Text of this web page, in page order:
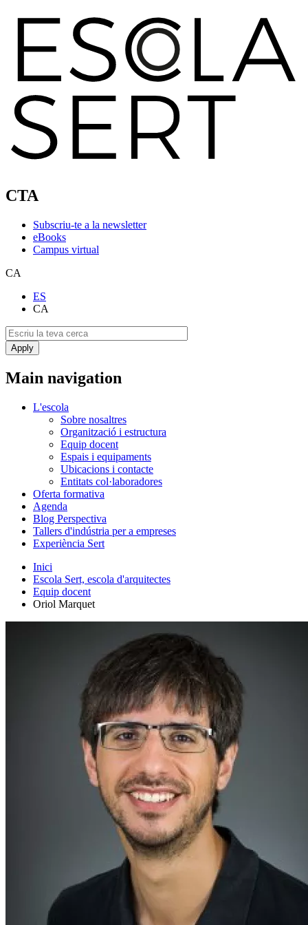
CTA
Subscriu-te a la newsletter
eBooks
Campus virtual
CA
ES
CA
Main navigation
L'escola
Sobre nosaltres
Organització i estructura
Equip docent
Espais i equipaments
Ubicacions i contacte
Entitats col·laboradores
Oferta formativa
Agenda
Blog Perspectiva
Tallers d'indústria per a empreses
Experiència Sert
Inici
Escola Sert, escola d'arquitectes
Equip docent
Oriol Marquet